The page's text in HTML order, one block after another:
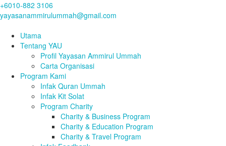
+6010-882 3106
yayasanammirulummah@gmail.com
Utama
Tentang YAU
Profil Yayasan Ammirul Ummah
Carta Organisasi
Program Kami
Infak Quran Ummah
Infak Kit Solat
Program Charity
Charity & Business Program
Charity & Education Program
Charity & Travel Program